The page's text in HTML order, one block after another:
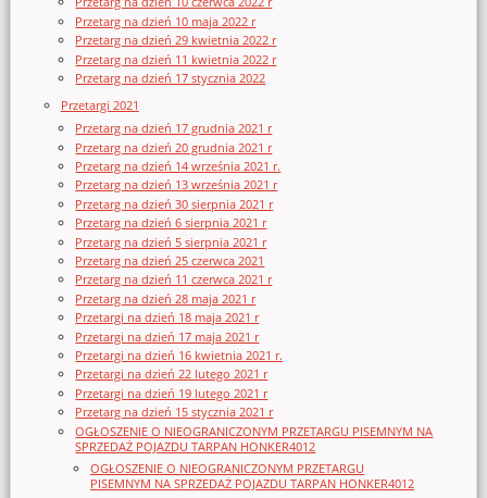
Przetarg na dzień 10 maja 2022 r
Przetarg na dzień 29 kwietnia 2022 r
Przetarg na dzień 11 kwietnia 2022 r
Przetarg na dzień 17 stycznia 2022
Przetargi 2021
Przetarg na dzień 17 grudnia 2021 r
Przetarg na dzień 20 grudnia 2021 r
Przetarg na dzień 14 września 2021 r.
Przetarg na dzień 13 września 2021 r
Przetarg na dzień 30 sierpnia 2021 r
Przetarg na dzień 6 sierpnia 2021 r
Przetarg na dzień 5 sierpnia 2021 r
Przetarg na dzień 25 czerwca 2021
Przetarg na dzień 11 czerwca 2021 r
Przetarg na dzień 28 maja 2021 r
Przetargi na dzień 18 maja 2021 r
Przetargi na dzień 17 maja 2021 r
Przetargi na dzień 16 kwietnia 2021 r.
Przetargi na dzień 22 lutego 2021 r
Przetargi na dzień 19 lutego 2021 r
Przetarg na dzień 15 stycznia 2021 r
OGŁOSZENIE O NIEOGRANICZONYM PRZETARGU PISEMNYM NA
SPRZEDAŻ POJAZDU TARPAN HONKER4012
OGŁOSZENIE O NIEOGRANICZONYM PRZETARGU
PISEMNYM NA SPRZEDAŻ POJAZDU TARPAN HONKER4012